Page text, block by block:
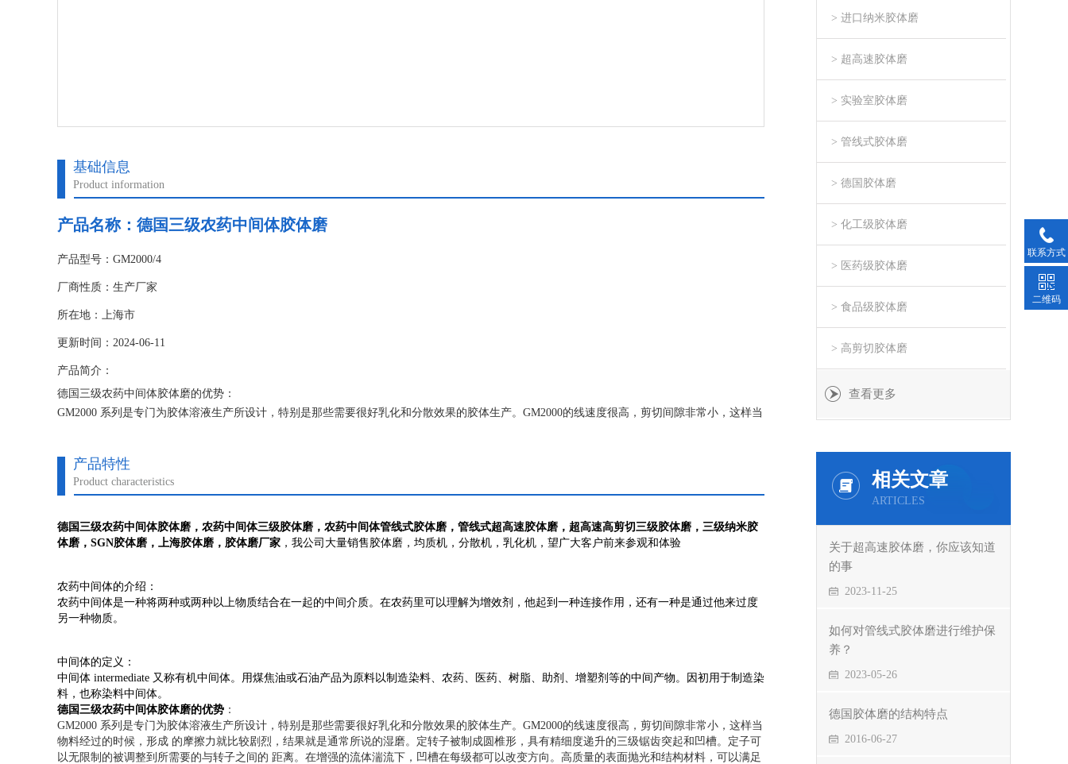
基础信息
Product information
产品名称：德国三级农药中间体胶体磨
产品型号：GM2000/4
厂商性质：生产厂家
所在地：上海市
更新时间：2024-06-11
产品简介：
德国三级农药中间体胶体磨的优势：
GM2000 系列是专门为胶体溶液生产所设计，特别是那些需要很好乳化和分散效果的胶体生产。GM2000的线速度很高，剪切间隙非常小，这样当
产品特性
Product characteristics
德国三级农药中间体胶体磨， 农药中间体三级胶体磨， 农药中间体管线式胶体磨，管线式超高速胶体磨，超高速高剪切三级胶体磨，三级纳米胶
体磨， SGN胶体磨，上海胶体磨，胶体磨厂家 ，我公司大量销售胶体磨，均质机，分散机，乳化机，望广大客户前来参观和体验
农药中间体的介绍：
农药中间体是一种将两种或两种以上物质结合在一起的中间介质。在农药里可以理解为增效剂，他起到一种连接作用，还有一种是通过他来过度
另一种物质。
中间体的定义：
中间体 intermediate 又称有机中间体。用煤焦油或石油产品为原料以制造染料、农药、医药、树脂、助剂、增塑剂等的中间产物。因初用于制造染
料，也称染料中间体。
德国三级农药中间体胶体磨的优势 ：
GM2000 系列是专门为胶体溶液生产所设计，特别是那些需要很好乳化和分散效果的胶体生产。GM2000的线速度很高，剪切间隙非常小，这样当
物料经过的时候，形成 的摩擦力就比较剧烈，结果就是通常所说的湿磨。定转子被制成圆椎形，具有精细度递升的三级锯齿突起和凹槽。定子可
以无限制的被调整到所需要的与转子之间的 距离。在增强的流体湍流下，凹槽在每级都可以改变方向。高质量的表面抛光和结构材料，可以满足
> 进口纳米胶体磨
> 超高速胶体磨
> 实验室胶体磨
> 管线式胶体磨
> 德国胶体磨
> 化工级胶体磨
> 医药级胶体磨
> 食品级胶体磨
> 高剪切胶体磨
查看更多
相关文章
ARTICLES
关于超高速胶体磨，你应该知道
的事
2023-11-25
如何对管线式胶体磨进行维护保
养？
2023-05-26
德国胶体磨的结构特点
2016-06-27
联系方式
二维码